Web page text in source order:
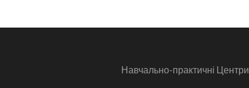
Навчально-практичні Центри